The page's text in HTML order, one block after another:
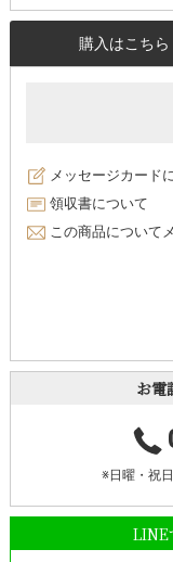
購入はこちら
メッセージカード
領収書について
この商品について
お電
※日曜・祝
LINE